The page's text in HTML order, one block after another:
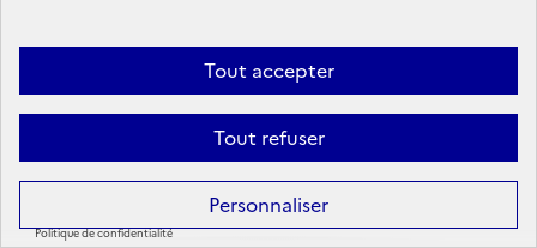
Espace presse
Nos partenaires
Foire aux questions visiteurs
Foire aux questions organisateurs
Tout accepter
Tout refuser
Personnaliser
Politique de confidentialité